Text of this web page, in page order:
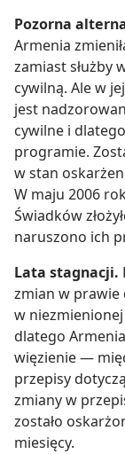
Pozorna
Armenia
zamiast służby
cywilną. Ale w
jest
cywilne i
programie.
w stan
W maju 2006
Świadków
naruszono ich
Lata stagnacji.
zmian w prawie
w
dlatego
więzienie —
przepisy
zmiany w
zostało
miesięcy.